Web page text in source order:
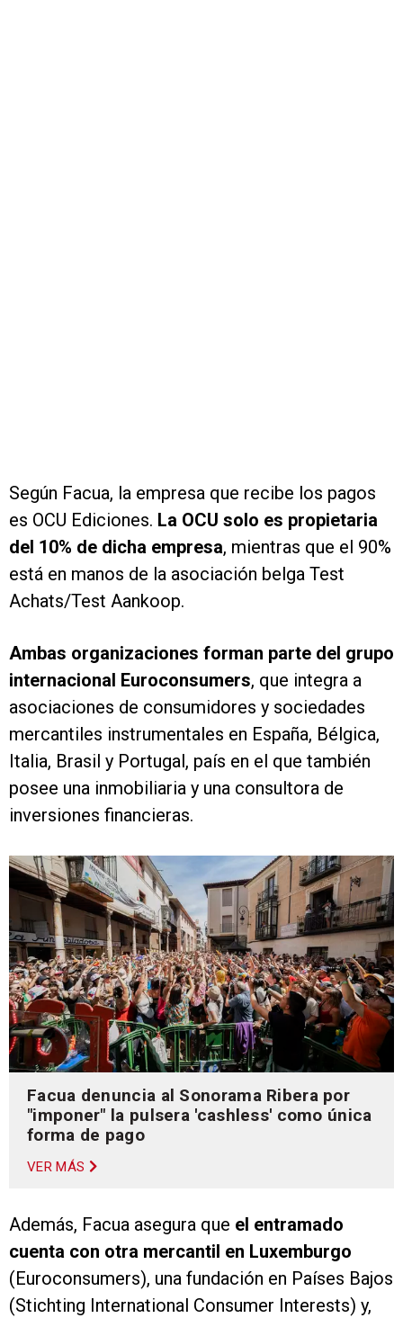
Según Facua, la empresa que recibe los pagos
es OCU Ediciones. La OCU solo es propietaria
del 10% de dicha empresa, mientras que el 90%
está en manos de la asociación belga Test
Achats/Test Aankoop.
Ambas organizaciones forman parte del grupo
internacional Euroconsumers, que integra a
asociaciones de consumidores y sociedades
mercantiles instrumentales en España, Bélgica,
Italia, Brasil y Portugal, país en el que también
posee una inmobiliaria y una consultora de
inversiones financieras.
Facua denuncia al Sonorama Ribera por
"imponer" la pulsera 'cashless' como única
forma de pago
VER MÁS
Además, Facua asegura que el entramado
cuenta con otra mercantil en Luxemburgo
(Euroconsumers), una fundación en Países Bajos
(Stichting International Consumer Interests) y,